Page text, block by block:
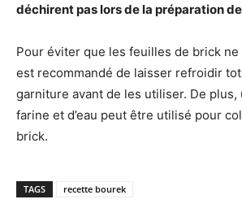
déchirent pas lors de la préparation
Pour éviter que les feuilles de brick
est recommandé de laisser refroidir
garniture avant de les utiliser. De plus,
farine et d’eau peut être utilisé pour
brick.
TAGS recette bourek